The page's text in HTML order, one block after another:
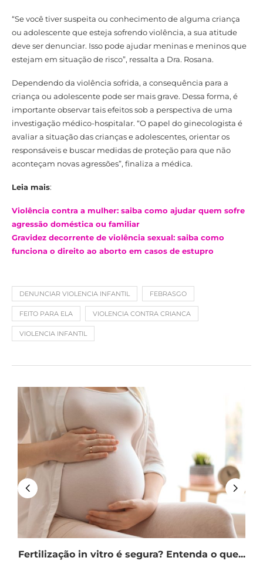
“Se você tiver suspeita ou conhecimento de alguma criança
ou adolescente que esteja sofrendo violência, a sua atitude
deve ser denunciar. Isso pode ajudar meninas e meninos que
estejam em situação de risco”, ressalta a Dra. Rosana.
Dependendo da violência sofrida, a consequência para a
criança ou adolescente pode ser mais grave. Dessa forma, é
importante observar tais efeitos sob a perspectiva de uma
investigação médico-hospitalar. “O papel do ginecologista é
avaliar a situação das crianças e adolescentes, orientar os
responsáveis e buscar medidas de proteção para que não
aconteçam novas agressões”, finaliza a médica.
Leia mais:
Violência contra a mulher: saiba como ajudar quem sofre
agressão doméstica ou familiar
Gravidez decorrente de violência sexual: saiba como
funciona o direito ao aborto em casos de estupro
DENUNCIAR VIOLENCIA INFANTIL FEBRASGO
FEITO PARA ELA VIOLENCIA CONTRA CRIANCA
VIOLENCIA INFANTIL
Fertilização in vitro é segura? Entenda o que...